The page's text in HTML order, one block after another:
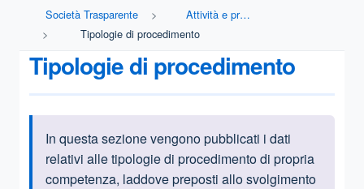
Società Trasparente
Attività e procedimenti
Tipologie di procedimento
Tipologie di procedimento
Informazioni introduttive
In questa sezione vengono pubblicati i dati
relativi alle tipologie di procedimento di propria
competenza, laddove preposti allo svolgimento